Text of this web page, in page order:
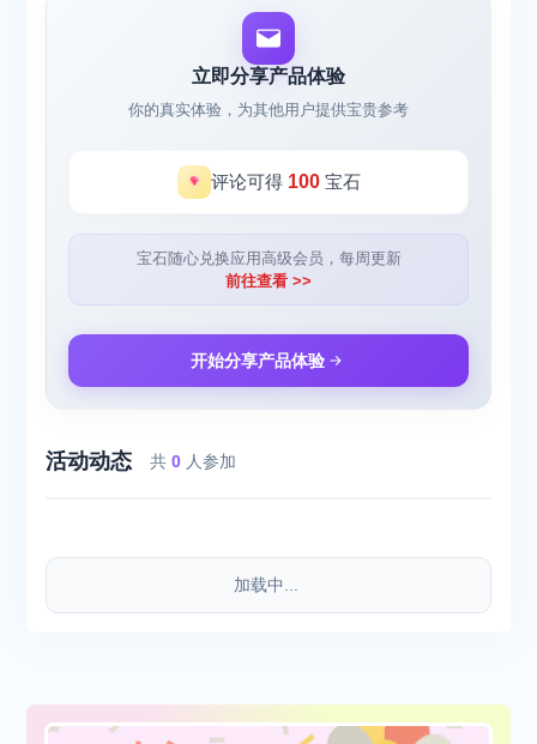
立即分享产品体验
你的真实体验，为其他用户提供宝贵参考
评论可得 100宝石
宝石随心兑换应用高级会员，每周更新
前往查看 >>
开始分享产品体验
活动动态 共0 人参加
加载中...